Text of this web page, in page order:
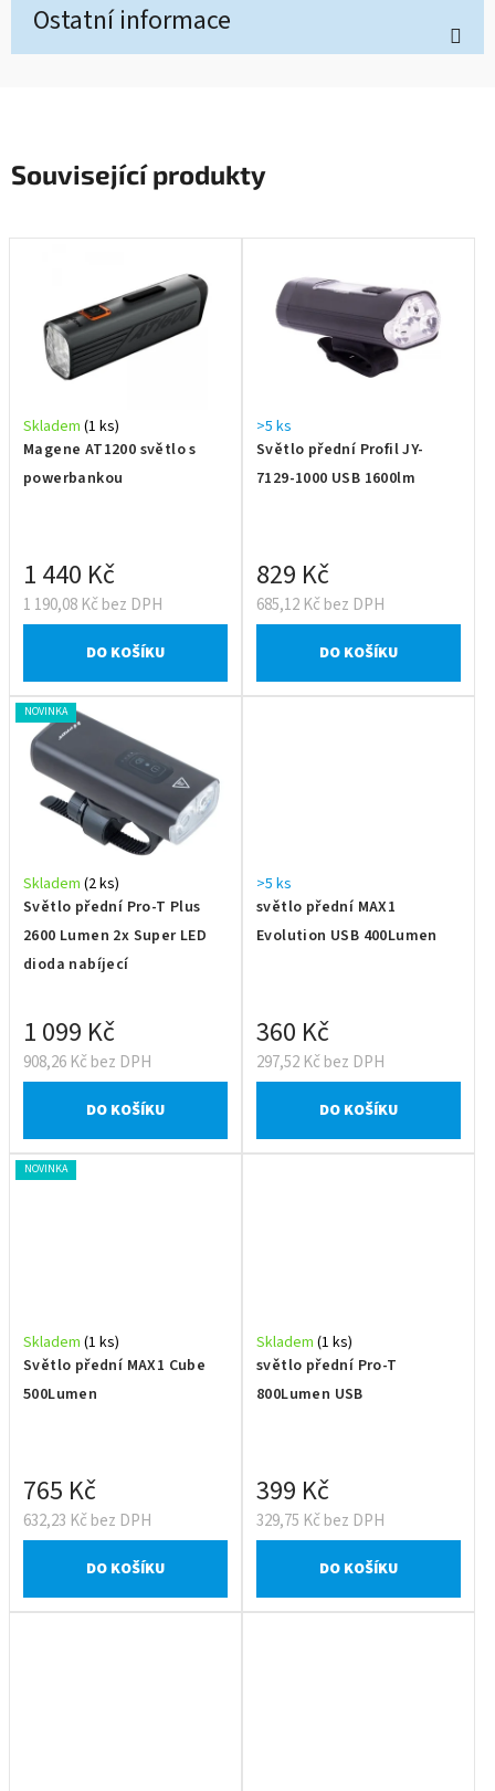
Ostatní informace
Související produkty
Magene AT1200 světlo s
powerbankou
Skladem (1 ks)
1 190,08 Kč bez DPH
1 440 Kč
DO KOŠÍKU
Světlo přední Profil JY-
7129-1000 USB 1600lm
>5 ks
685,12 Kč bez DPH
829 Kč
DO KOŠÍKU
NOVINKA
Světlo přední Pro-T Plus
2600 Lumen 2x Super LED
dioda nabíjecí
Skladem (2 ks)
908,26 Kč bez DPH
1 099 Kč
DO KOŠÍKU
světlo přední MAX1
Evolution USB 400Lumen
>5 ks
297,52 Kč bez DPH
360 Kč
DO KOŠÍKU
NOVINKA
Světlo přední MAX1 Cube
500Lumen
Skladem (1 ks)
632,23 Kč bez DPH
765 Kč
DO KOŠÍKU
světlo přední Pro-T
800Lumen USB
Skladem (1 ks)
329,75 Kč bez DPH
399 Kč
DO KOŠÍKU